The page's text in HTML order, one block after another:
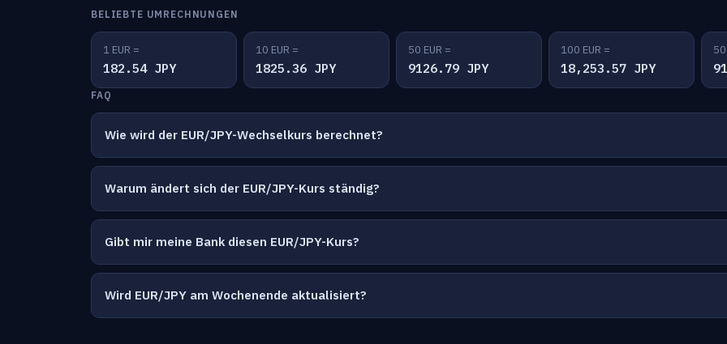
BELIEBTE UMRECHNUNGEN
1 EUR =
182.54 JPY
10 EUR =
1825.36 JPY
50 EUR =
9126.79 JPY
100 EUR =
18,253.57 JPY
FAQ
Wie wird der EUR/JPY-Wechselkurs berechnet?
Warum ändert sich der EUR/JPY-Kurs ständig?
Gibt mir meine Bank diesen EUR/JPY-Kurs?
Wird EUR/JPY am Wochenende aktualisiert?